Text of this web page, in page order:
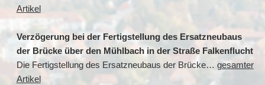
Artikel
Verzögerung bei der Fertigstellung des Ersatzneubaus
der Brücke über den Mühlbach in der Straße Falkenflucht
Die Fertigstellung des Ersatzneubaus der Brücke… gesamter
Artikel